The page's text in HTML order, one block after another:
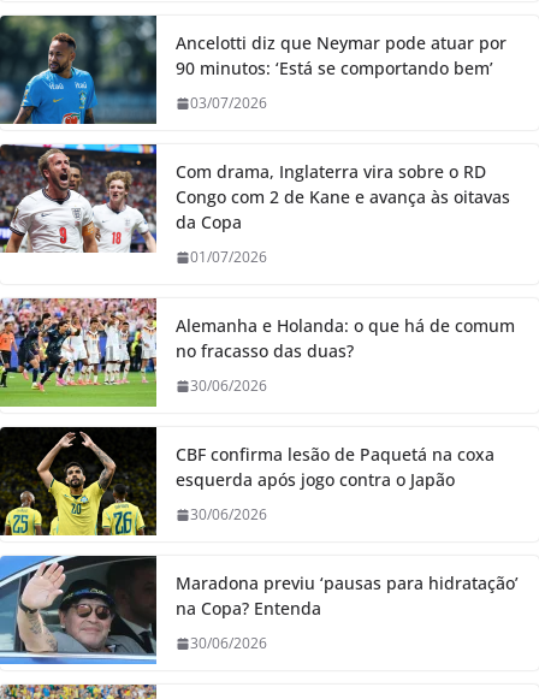
Ancelotti diz que Neymar pode atuar por
90 minutos: ‘Está se comportando bem’
03/07/2026
Com drama, Inglaterra vira sobre o RD
Congo com 2 de Kane e avança às oitavas
da Copa
01/07/2026
Alemanha e Holanda: o que há de comum
no fracasso das duas?
30/06/2026
CBF confirma lesão de Paquetá na coxa
esquerda após jogo contra o Japão
30/06/2026
Maradona previu ‘pausas para hidratação’
na Copa? Entenda
30/06/2026